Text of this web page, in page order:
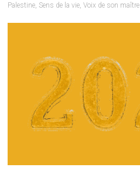
Palestine, Sens de la vie,Voix de son maître